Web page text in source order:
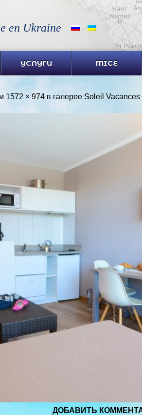
en Ukraine
УСЛУГИ MICE
1572 × 974 в галерее Soleil
ДОБАВИТЬ